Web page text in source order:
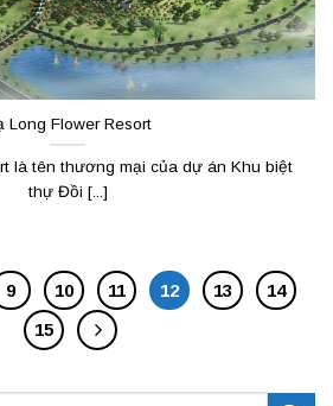
Long Flower Resort
là tên thương mại của dự án Khu biệt
thự Đồi [...]
9 10 11 12 13
14
15